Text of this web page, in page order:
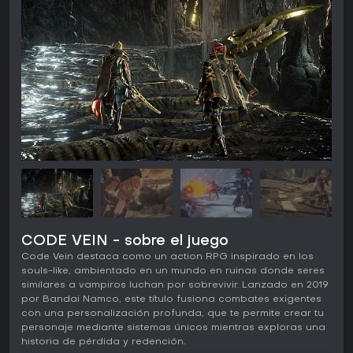
CODE VEIN - sobre el juego
Code Vein destaca como un action RPG inspirado en los
souls-like, ambientado en un mundo en ruinas donde seres
similares a vampiros luchan por sobrevivir. Lanzado en 2019
por Bandai Namco, este título fusiona combates exigentes
con una personalización profunda, que te permite crear tu
personaje mediante sistemas únicos mientras exploras una
historia de pérdida y redención.